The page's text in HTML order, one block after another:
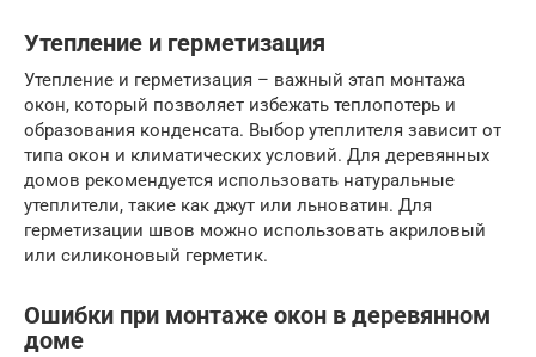
Утепление и герметизация
Утепление и герметизация – важный этап монтажа
окон, который позволяет избежать теплопотерь и
образования конденсата. Выбор утеплителя зависит от
типа окон и климатических условий. Для деревянных
домов рекомендуется использовать натуральные
утеплители, такие как джут или льноватин. Для
герметизации швов можно использовать акриловый
или силиконовый герметик.
Ошибки при монтаже окон в деревянном
доме